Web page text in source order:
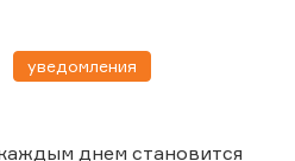
уведомления
днем становится